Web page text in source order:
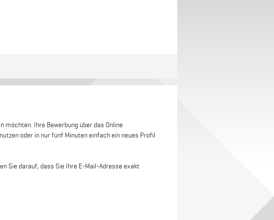
möchten. Ihre Bewerbung über das Online
oder in nur fünf Minuten einfach ein neues Profil
Sie darauf, dass Sie Ihre E-Mail-Adresse exakt